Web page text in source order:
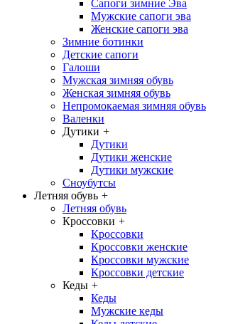
Сапоги зимние Эва
Мужские сапоги эва
Женские сапоги эва
Зимние ботинки
Детские сапоги
Галоши
Мужская зимняя обувь
Женская зимняя обувь
Непромокаемая зимняя обувь
Валенки
Дутики +
Дутики
Дутики женские
Дутики мужские
Сноубутсы
Летняя обувь +
Летняя обувь
Кроссовки +
Кроссовки
Кроссовки женские
Кроссовки мужские
Кроссовки детские
Кеды +
Кеды
Мужские кеды